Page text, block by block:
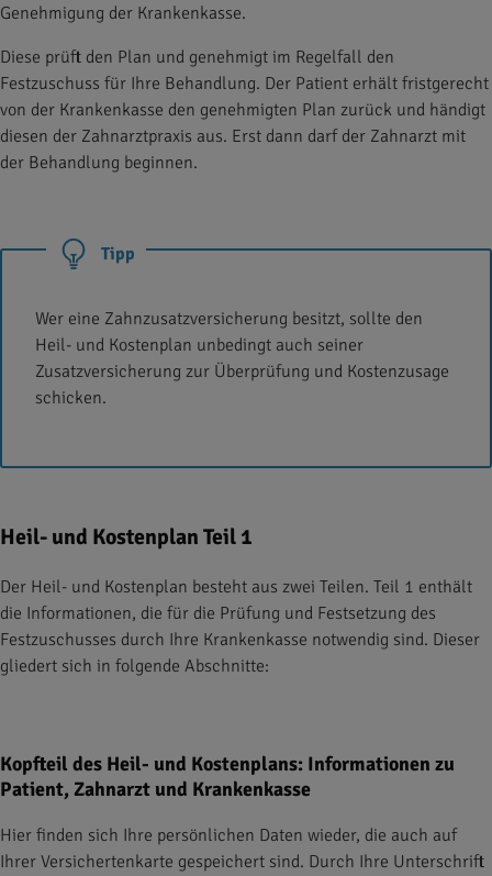
Genehmigung der Krankenkasse.
Diese prüft den Plan und genehmigt im Regelfall den
Festzuschuss für Ihre Behandlung. Der Patient erhält fristgerecht
von der Krankenkasse den genehmigten Plan zurück und händigt
diesen der Zahnarztpraxis aus. Erst dann darf der Zahnarzt mit
der Behandlung beginnen.
Tipp
Wer eine Zahnzusatzversicherung besitzt, sollte den
Heil- und Kostenplan unbedingt auch seiner
Zusatzversicherung zur Überprüfung und Kostenzusage
schicken.
Heil- und Kostenplan Teil 1
Der Heil- und Kostenplan besteht aus zwei Teilen. Teil 1 enthält
die Informationen, die für die Prüfung und Festsetzung des
Festzuschusses durch Ihre Krankenkasse notwendig sind. Dieser
gliedert sich in folgende Abschnitte:
Kopfteil des Heil- und Kostenplans: Informationen zu
Patient, Zahnarzt und Krankenkasse
Hier finden sich Ihre persönlichen Daten wieder, die auch auf
Ihrer Versichertenkarte gespeichert sind. Durch Ihre Unterschrift